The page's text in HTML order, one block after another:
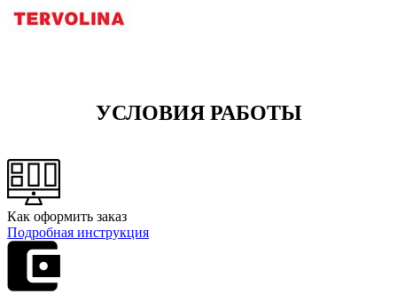
УСЛОВИЯ РАБОТЫ
Как оформить заказ
Подробная инструкция